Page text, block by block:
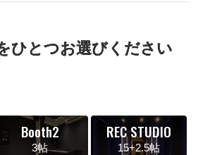
ひとつお選びください
Booth2
3帖
REC STUDIO
15+2.5帖